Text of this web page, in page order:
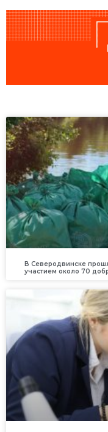
В Северодвинске
участием около 70